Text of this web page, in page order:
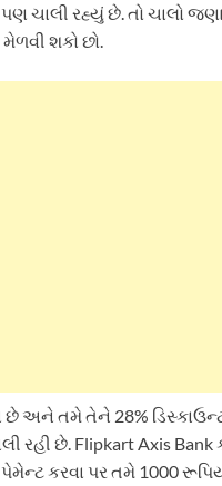
ચાલી રહ્યું છે. તો ચાલો
શકો છો.
અને તમે તેને 28% ડિસ્કાઉન્ટ
રહી છે. Flipkart Axis
પેમેન્ટ કરવા પર તમે 1000